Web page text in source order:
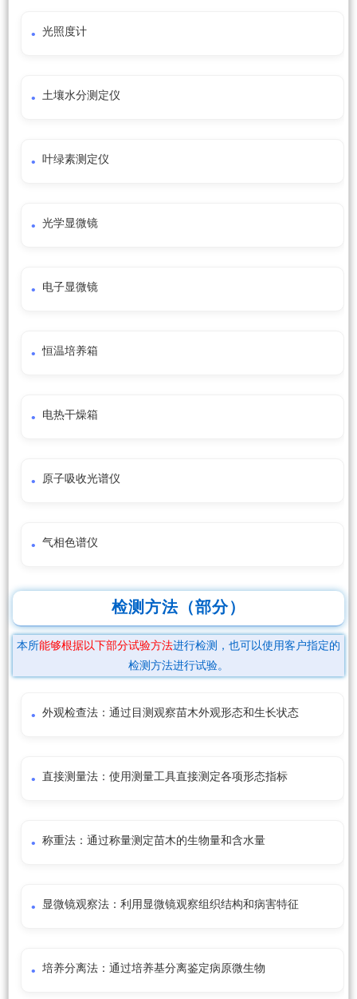
光照度计
土壤水分测定仪
叶绿素测定仪
光学显微镜
电子显微镜
恒温培养箱
电热干燥箱
原子吸收光谱仪
气相色谱仪
检测方法（部分）
本所能够根据以下部分试验方法进行检测，也可以使用客户指定的
检测方法进行试验。
外观检查法：通过目测观察苗木外观形态和生长状态
直接测量法：使用测量工具直接测定各项形态指标
称重法：通过称量测定苗木的生物量和含水量
显微镜观察法：利用显微镜观察组织结构和病害特征
培养分离法：通过培养基分离鉴定病原微生物